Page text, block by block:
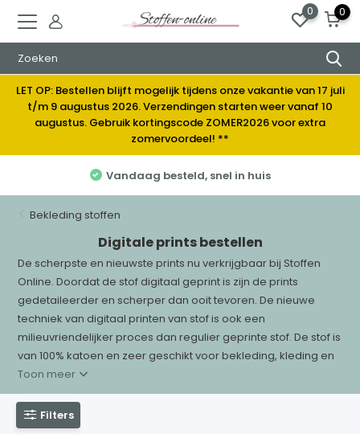
0 0
LET OP: Bestellen blijft mogelijk tijdens onze vakantie van 17 juli
t/m 9 augustus 2026. Verzendingen starten weer vanaf 10
augustus. Gebruik kortingscode ZOMER2026 voor extra
zomervoordeel! **
Vandaag besteld, snel in huis
Bekleding stoffen
Digitale prints bestellen
De scherpste en nieuwste prints nu verkrijgbaar bij Stoffen
Online. Doordat de stof digitaal geprint is zijn de prints
gedetaileerder en scherper dan ooit tevoren. De nieuwe
techniek van digitaal printen van stof is ook een
milieuvriendelijker proces dan regulier geprinte stof. De stof is
van 100% katoen en zeer geschikt voor bekleding, kleding en
Toon meer
Filters